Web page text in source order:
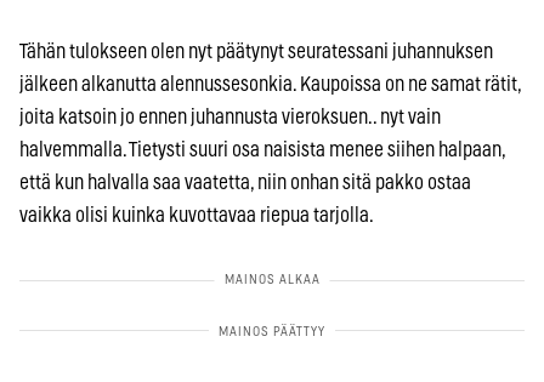
Tähän tulokseen olen nyt päätynyt seuratessani juhannuksen
jälkeen alkanutta alennussesonkia. Kaupoissa on ne samat rätit,
joita katsoin jo ennen juhannusta vieroksuen.. nyt vain
halvemmalla. Tietysti suuri osa naisista menee siihen halpaan,
että kun halvalla saa vaatetta, niin onhan sitä pakko ostaa
vaikka olisi kuinka kuvottavaa riepua tarjolla.